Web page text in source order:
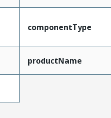
componentType
productName